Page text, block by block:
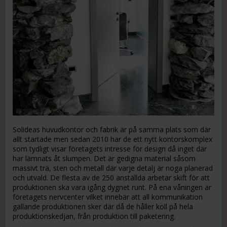
Solideas huvudkontor och fabrik är på samma plats som där
allt startade men sedan 2010 har de ett nytt kontorskomplex
som tydligt visar företagets intresse för design då inget där
har lämnats åt slumpen. Det är gedigna material såsom
massivt trä, sten och metall där varje detalj är noga planerad
och utvald. De flesta av de 250 anställda arbetar skift för att
produktionen ska vara igång dygnet runt. På ena våningen är
företagets nervcenter vilket innebär att all kommunikation
gällande produktionen sker där då de håller koll på hela
produktionskedjan, från produktion till paketering.